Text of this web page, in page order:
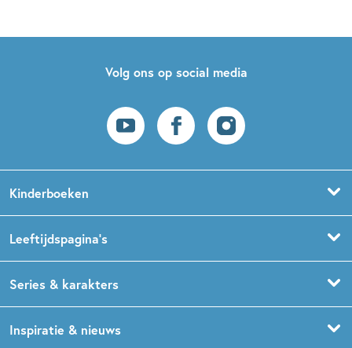
Volg ons op social media
Kinderboeken
Prentenboeken
Babyboeken
Leeftijdspagina’s
Boekentips 1,5 - 3 jaar
Series & karakters
Inspiratie & nieuws